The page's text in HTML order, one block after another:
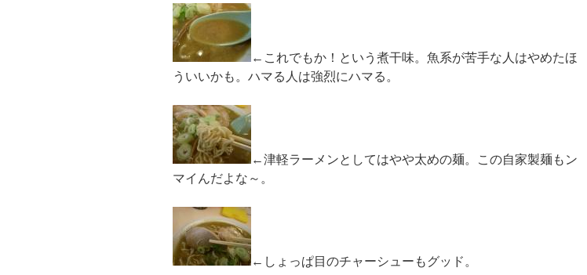
←これでもか！という煮干味。魚系が苦手な人はやめたほ
ういいかも。ハマる人は強烈にハマる。
←津軽ラーメンとしてはやや太めの麺。この自家製麺もン
マイんだよな～。
←しょっぱ目のチャーシューもグッド。